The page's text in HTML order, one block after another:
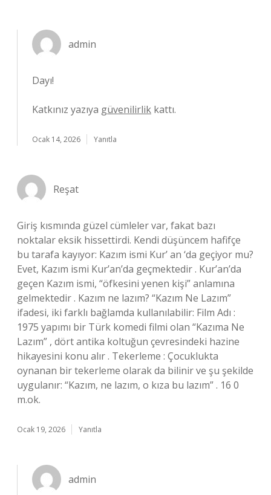
admin
Dayı!
Katkınız yazıya güvenilirlik kattı.
Ocak 14, 2026 Yanıtla
Reşat
Giriş kısmında güzel cümleler var, fakat bazı
noktalar eksik hissettirdi. Kendi düşüncem hafifçe
bu tarafa kayıyor: Kazım ismi Kur’ an ‘da geçiyor mu?
Evet, Kazım ismi Kur’an’da geçmektedir . Kur’an’da
geçen Kazım ismi, “öfkesini yenen kişi” anlamına
gelmektedir . Kazım ne lazım? “Kazım Ne Lazım”
ifadesi, iki farklı bağlamda kullanılabilir: Film Adı :
1975 yapımı bir Türk komedi filmi olan “Kazıma Ne
Lazım” , dört antika koltuğun çevresindeki hazine
hikayesini konu alır . Tekerleme : Çocuklukta
oynanan bir tekerleme olarak da bilinir ve şu şekilde
uygulanır: “Kazım, ne lazım, o kıza bu lazım” . 16 0
m.ok.
Ocak 19, 2026 Yanıtla
admin